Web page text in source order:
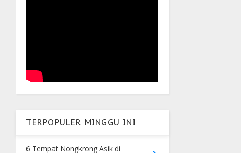
TERPOPULER MINGGU INI
6 Tempat Nongkrong Asik di